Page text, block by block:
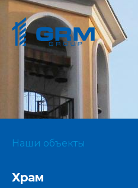
Наши объекты
Храм